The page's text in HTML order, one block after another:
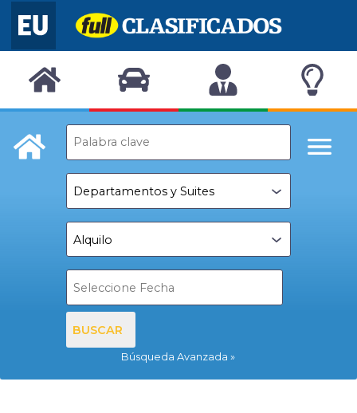
BUSCAR
Búsqueda Avanzada